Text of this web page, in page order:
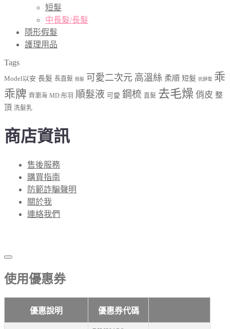
短髮
中長髮/長髮
隱形假髮
護理用品
Tags
Model以安 長髮 長直髮 假髮 可愛二次元 高溫絲 柔順 短髮 抗靜電 乖
乖牌 齊瀏海 MD:彤羽 順髮液 可愛 鋼梳 直髮 去毛燥 俏皮 整
頂 洗髮乳
商店資訊
售後服務
購買指南
防範詐騙聲明
關於我
連絡我們
使用優惠券
優惠說明 優惠券代碼